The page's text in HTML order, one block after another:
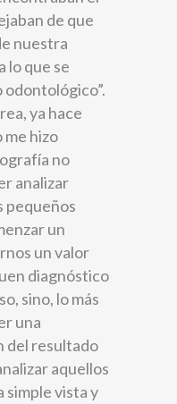
de que
nuestra
lo que se
odontológico”.
ya hace
me hizo
no
analizar
pequeños
un
un valor
diagnóstico
sino, lo más
una
del resultado
aquellos
simple vista y